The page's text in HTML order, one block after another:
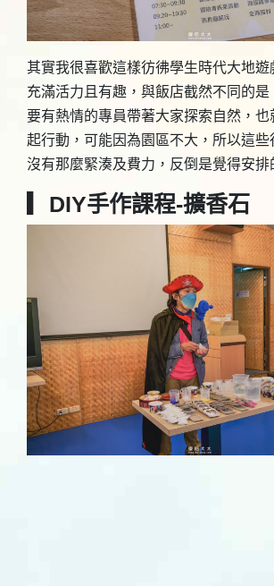
其實我很喜歡這樣彷彿學生時代大地遊
充滿活力且有趣，與飯店截然不同的是
要有熱情的專員帶著大家探索自然，也
起行動，可能因為園區不大，所以這些
沒有那麼緊湊及費力，反倒是覺得安排
▎DIY手作課程-擴香石